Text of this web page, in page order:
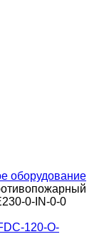
оборудование
0-IN-0-0
120-O-